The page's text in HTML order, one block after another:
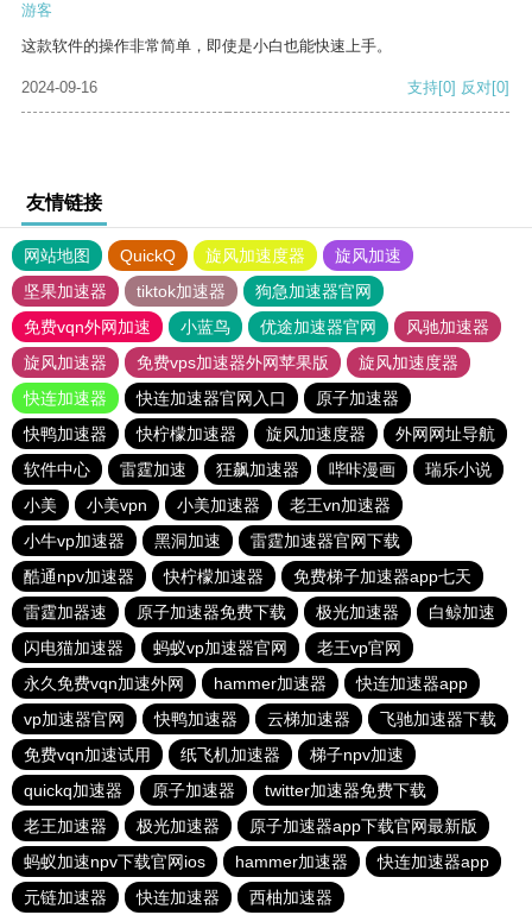
游客
这款软件的操作非常简单，即使是小白也能快速上手。
2024-09-16 支持[0] 反对[0]
友情链接
网站地图 QuickQ 旋风加速度器
旋风加速
坚果加速器
tiktok加速器
狗急加速器官网
免费vqn外网加速
小蓝鸟 优途加速器官网
风驰加速器
旋风加速器
免费vps加速器外网苹果版
旋风加速度器
快连加速器
快连加速器官网入口
原子加速器
快鸭加速器
快柠檬加速器 旋风加速度器
外网网址导航
软件中心
雷霆加速 狂飙加速器 哔咔漫画
瑞乐小说
小美
小美vpn 小美加速器
老王vn加速器
小牛vp加速器
黑洞加速
雷霆加速器官网下载
酷通npv加速器
快柠檬加速器
免费梯子加速器app七天
雷霆加器速
原子加速器免费下载 极光加速器
白鲸加速
闪电猫加速器
蚂蚁vp加速器官网
老王vp官网
永久免费vqn加速外网
hammer加速器
快连加速器app
vp加速器官网
快鸭加速器 云梯加速器
飞驰加速器下载
免费vqn加速试用
纸飞机加速器
梯子npv加速
quickq加速器
原子加速器
twitter加速器免费下载
老王加速器
极光加速器
原子加速器app下载官网最新版
蚂蚁加速npv下载官网ios
hammer加速器
快连加速器app
元链加速器
快连加速器 西柚加速器